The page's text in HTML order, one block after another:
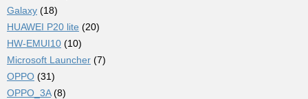
Galaxy (18)
HUAWEI P20 lite (20)
HW-EMUI10 (10)
Microsoft Launcher (7)
OPPO (31)
OPPO_3A(8)